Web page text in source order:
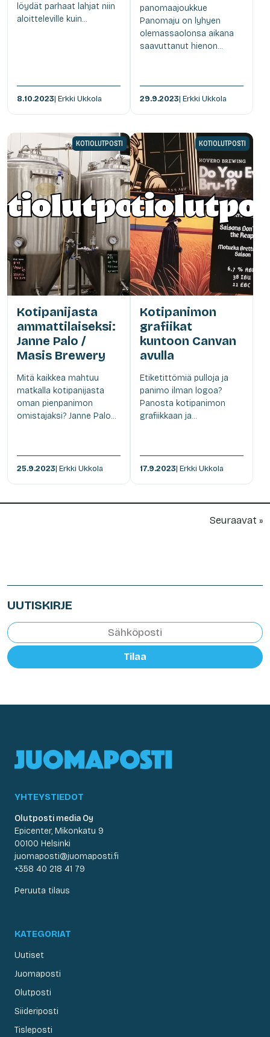
löydät parhaat lahjat niin
aloitteleville kuin...
8.10.2023| Erkki Ukkola
panomaajoukkue
Panomaju on lyhyen
olemassaolonsa aikana
saavuttanut hienon...
29.9.2023| Erkki Ukkola
KOTIOLUTPOSTI
Kotipanijasta
ammattilaiseksi:
Janne Palo /
Masis Brewery
Mitä kaikkea mahtuu
matkalla kotipanijasta
oman pienpanimon
omistajaksi? Janne Palo...
25.9.2023| Erkki Ukkola
KOTIOLUTPOSTI
Kotipanimon
grafiikat
kuntoon Canvan
avulla
Etiketittömiä pulloja ja
panimo ilman logoa?
Panosta kotipanimon
grafiikkaan ja...
17.9.2023| Erkki Ukkola
Seuraavat »
UUTISKIRJE
Tilaa
YHTEYSTIEDOT
Olutposti media Oy
Epicenter, Mikonkatu 9
00100 Helsinki
juomaposti@juomaposti.fi
+358 40 218 41 79
Peruuta tilaus
KATEGORIAT
Uutiset
Juomaposti
Olutposti
Siideriposti
Tisleposti